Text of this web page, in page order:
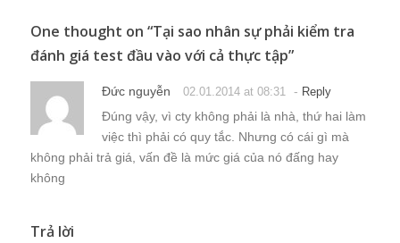
One thought on “Tại sao nhân sự phải kiểm tra
đánh giá test đầu vào với cả thực tập”
Đức nguyễn 02.01.2014 at 08:31 - Reply
Đúng vậy, vì cty không phải là nhà, thứ hai làm
việc thì phải có quy tắc. Nhưng có cái gì mà
không phải trả giá, vấn đề là mức giá của nó đấng hay
không
Trả lời